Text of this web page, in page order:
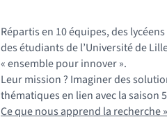
Répartis en 10 équipes, des
des étudiants de l’Université de
« ensemble pour innover ».
Leur mission ? Imaginer des
thématiques en lien avec la saison
Ce que nous apprend la recherche »